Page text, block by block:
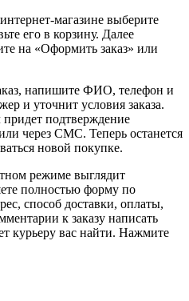
магазине выберите
его в корзину. Далее
на «Оформить заказ» или
напишите ФИО, телефон и
и уточнит условия заказа.
придет подтверждение
через СМС. Теперь останется
новой покупке.
режиме выглядит
полностью форму по
способ доставки, оплаты,
к заказу написать
курьеру вас найти. Нажмите